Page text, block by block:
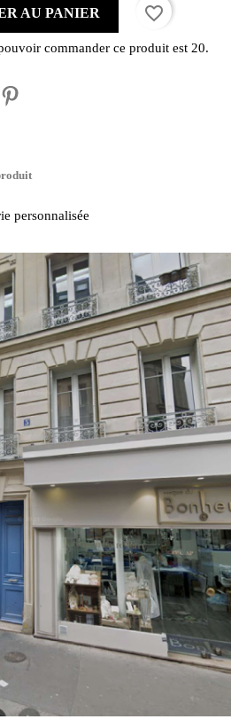
AU PANIER favorite_border
commander ce produit est 20.
personnalisée